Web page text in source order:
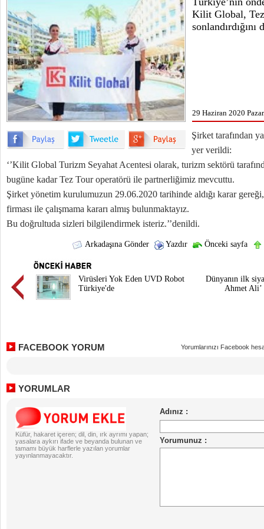
Kilit Global,
sonlandırdığını
29 Haziran 2020
Şirket tarafından
yer verildi:
‘’Kilit Global Turizm Seyahat Acentesi olarak, turizm sektörü
bugüne kadar Tez Tour operatörü ile partnerliğimiz mevcuttu.
Şirket yönetim kurulumuzun 29.06.2020 tarihinde aldığı karar
firması ile çalışmama kararı almış bulunmaktayız.
Bu doğrultuda sizleri bilgilendirmek isteriz.’’denildi.
Arkadaşına Gönder Yazdır Önceki sayfa
Virüsleri Yok Eden UVD Robot
Türkiye'de
Dünyanın ilk
Ahmet Ali’
FACEBOOK YORUM Yorumlarınızı Facebook
YORUMLAR
Küfür, hakaret içeren; dil, din, ırk ayrımı yapan;
yasalara aykırı ifade ve beyanda bulunan ve
tamamı büyük harflerle yazılan yorumlar
yayınlanmayacaktır.